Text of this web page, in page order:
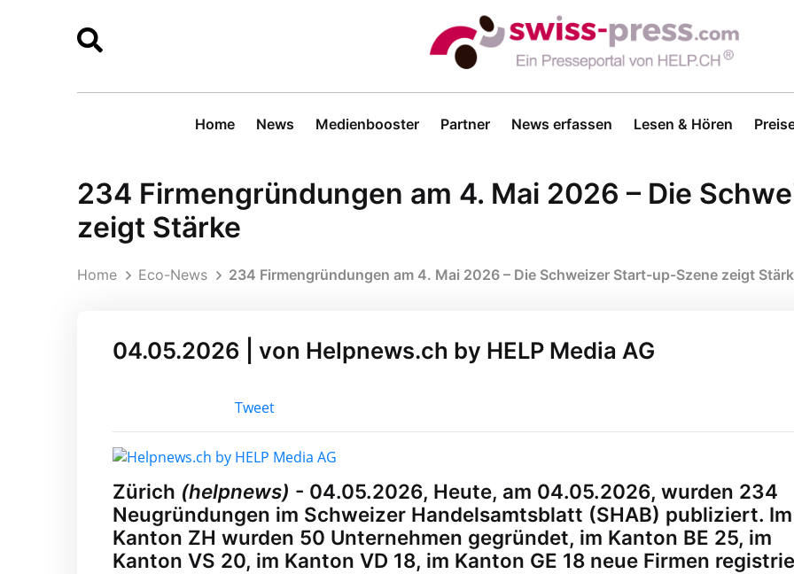
Home News Medienbooster Partner News erfassen Lesen & Hören
234 Firmengründungen am 4. Mai 2026 – Die
zeigt Stärke
Home Eco-News 234 Firmengründungen am 4. Mai 2026 – Die Schweizer Start-up-Szene zeigt
04.05.2026 | von Helpnews.ch by HELP Media AG
Tweet
Zürich (helpnews) - 04.05.2026, Heute, am 04.05.2026, wurden 234
Neugründungen im Schweizer Handelsamtsblatt (SHAB) publiziert. Im
Kanton ZH wurden 50 Unternehmen gegründet, im Kanton BE 25, im
Kanton VS 20, im Kanton VD 18, im Kanton GE 18 neue Firmen